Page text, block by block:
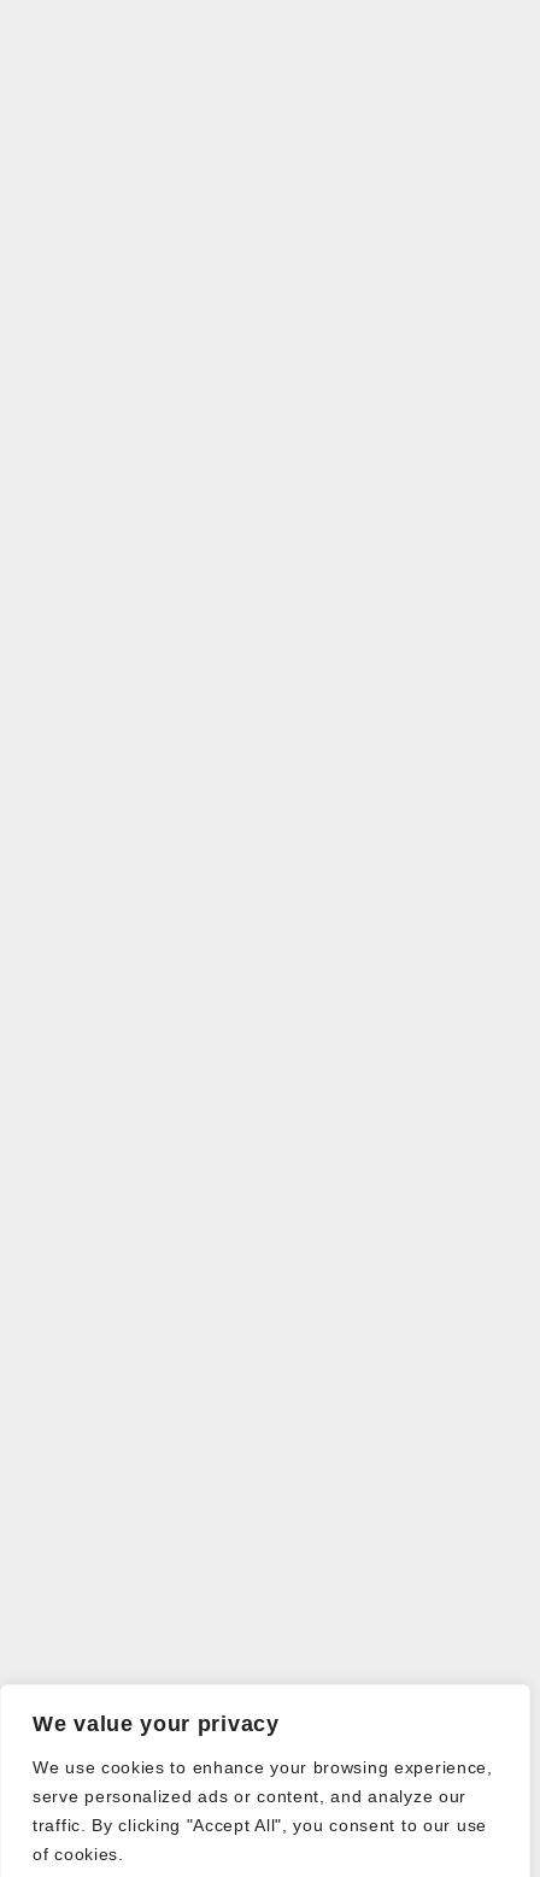
We value your privacy
We use cookies to enhance your browsing experience,
serve personalized ads or content, and analyze our
traffic. By clicking "Accept All", you consent to our use
of cookies.